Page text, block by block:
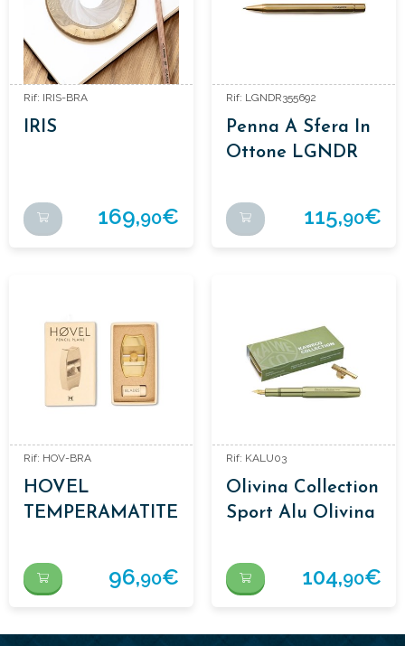
Rif: IRIS-BRA
IRIS
169,90€
Rif: LGNDR355692
Penna A Sfera In
Ottone LGNDR
115,90€
Rif: HOV-BRA
HOVEL
TEMPERAMATITE
96,90€
Rif: KALU03
Olivina Collection
Sport Alu Olivina
+ Clip
104,90€